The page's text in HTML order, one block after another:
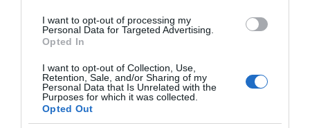
I want to opt-out of processing my
Personal Data for Targeted Advertising.
Opted In
I want to opt-out of Collection, Use,
Retention, Sale, and/or Sharing of my
Personal Data that Is Unrelated with the
Purposes for which it was collected.
Opted Out